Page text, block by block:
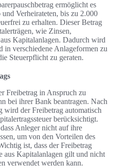
ermöglicht es
Verheirateten, bis zu 2.000
zu erhalten. Dieser Betrag
wie Zinsen,
Kapitalanlagen. Dadurch wird
in verschiedene Anlageformen zu
Steuerpflicht zu geraten.
Freibetrag in Anspruch zu
bei ihrer Bank beantragen. Nach
wird der Freibetrag automatisch
berücksichtigt.
Anleger nicht auf ihre
um von den Vorteilen des
ist, dass der Freibetrag
aus Kapitalanlagen gilt und nicht
verwendet werden kann.